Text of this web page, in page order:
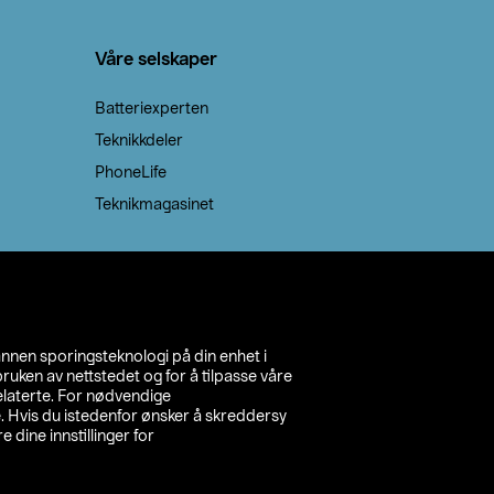
sporingsteknologi på din enhet i
av nettstedet og for å tilpasse våre
For nødvendige
Hvis du istedenfor ønsker å skreddersy
dine innstillinger for
Våre selskaper
Batteriexperten
Teknikkdeler
PhoneLife
Teknikmagasinet